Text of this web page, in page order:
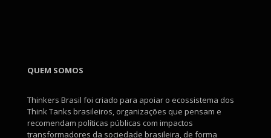
QUEM SOMOS
Thinkers Brasil foi criado para apoiar o ecossistema dos
Think Tanks brasileiros, organizações que pensam e
recomendam políticas públicas com impactos
transformadores da sociedade brasileira, de forma